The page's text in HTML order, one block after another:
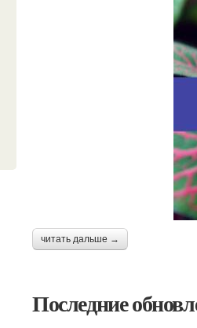
читать дальше →
Последние